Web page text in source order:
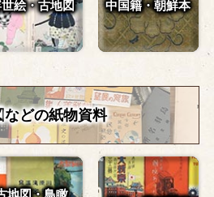
絵・古地図 中国籍・朝鮮本
などの紙物資料
地図・鳥瞰